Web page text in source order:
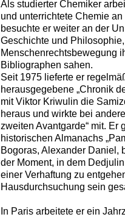
Als studierter Chemiker
und unterrichtete Chemie
besuchte er weiter an der
Geschichte und
Menschenrechtsbewegung
Bibliographen sahen.
Seit 1975 lieferte er
herausgegebene „Chronik
mit Viktor Kriwulin die
heraus und wirkte bei
zweiten Avantgarde“ mit. Er
historischen Almanachs
Bogoras, Alexander Daniel,
der Moment, in dem
einer Verhaftung zu
Hausdurchsuchung sein
In Paris arbeitete er ein